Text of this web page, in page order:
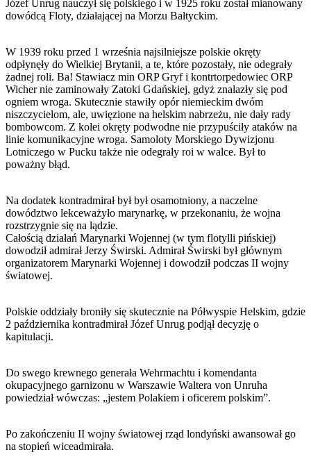
Józef Unrug nauczył się polskiego i w 1925 roku został mianowany
dowódcą Floty, działającej na Morzu Bałtyckim.
W 1939 roku przed 1 września najsilniejsze polskie okręty
odpłynęły do Wielkiej Brytanii, a te, które pozostały, nie odegrały
żadnej roli. Ba! Stawiacz min ORP Gryf i kontrtorpedowiec ORP
Wicher nie zaminowały Zatoki Gdańskiej, gdyż znalazły się pod
ogniem wroga. Skutecznie stawiły opór niemieckim dwóm
niszczycielom, ale, uwięzione na helskim nabrzeżu, nie dały rady
bombowcom. Z kolei okręty podwodne nie przypuściły ataków na
linie komunikacyjne wroga. Samoloty Morskiego Dywizjonu
Lotniczego w Pucku także nie odegrały roi w walce. Był to
poważny błąd.
Na dodatek kontradmirał był był osamotniony, a naczelne
dowództwo lekceważyło marynarkę, w przekonaniu, że wojna
rozstrzygnie się na lądzie.
Całością działań Marynarki Wojennej (w tym flotylli pińskiej)
dowodził admirał Jerzy Świrski. Admirał Świrski był głównym
organizatorem Marynarki Wojennej i dowodził podczas II wojny
światowej.
Polskie oddziały broniły się skutecznie na Półwyspie Helskim, gdzie
2 października kontradmirał Józef Unrug podjął decyzję o
kapitulacji.
Do swego krewnego generała Wehrmachtu i komendanta
okupacyjnego garnizonu w Warszawie Waltera von Unruha
powiedział wówczas: „jestem Polakiem i oficerem polskim”.
Po zakończeniu II wojny światowej rząd londyński awansował go
na stopień wiceadmirała.